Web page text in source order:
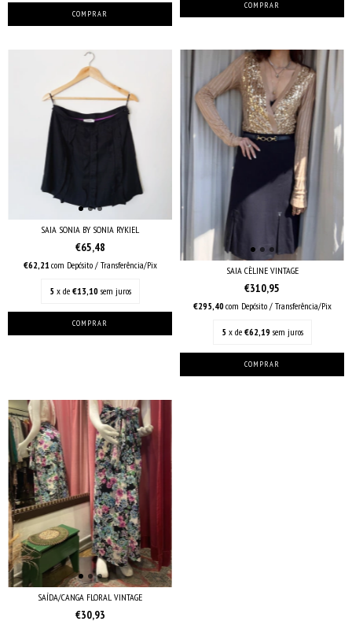
SAIA SONIA BY SONIA RYKIEL
€65,48
€62,21 com Depósito / Transferência/Pix
5 x de €13,10 sem juros
SAIA CÈLINE VINTAGE
€310,95
€295,40com Depósito / Transferência/Pix
5 x de €62,19 sem juros
SAÍDA/CANGA FLORAL VINTAGE
€30,93